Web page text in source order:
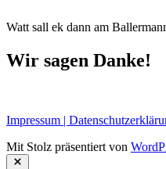
Watt sall ek dann am
Wir sagen Danke!
Impressum |
Mit Stolz präsentiert von
Schließen